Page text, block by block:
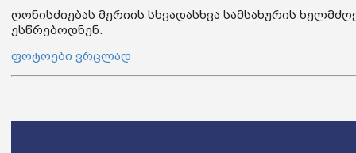
ღონისძიებას მერიის სხვადასხვა სამსახურის
ესწრებოდნენ.
ფოტოები ვრცლად